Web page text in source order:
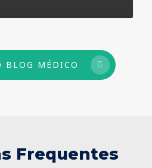
BLOG MÉDICO
Frequentes